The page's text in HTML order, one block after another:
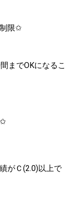
限✩
までOKになるこ
がＣ(2.0)以上で